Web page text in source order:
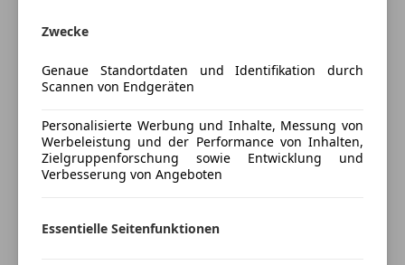
Bluetooth
DAB-Radio
Freisprecheinrichtung
Induktionsladen für Smartphones
MP3
Musikstreaming integriert
Radio
USB
-Drittelfinanzierung
-Leasing
Porsche 992.2 GT3 Touring
-tiefschwarzmetallic
Mehr anzeigen
Zwecke
Genaue Standortdaten und Identifikation durch
Scannen von Endgeräten
Personalisierte Werbung und Inhalte, Messung von
Werbeleistung und der Performance von Inhalten,
Zielgruppenforschung sowie Entwicklung und
Verbesserung von Angeboten
Essentielle Seitenfunktionen